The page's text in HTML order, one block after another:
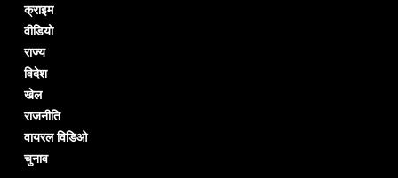
क्राइम
वीडियो
राज्य
विदेश
खेल
राजनीति
वायरल विडिओ
चुनाव